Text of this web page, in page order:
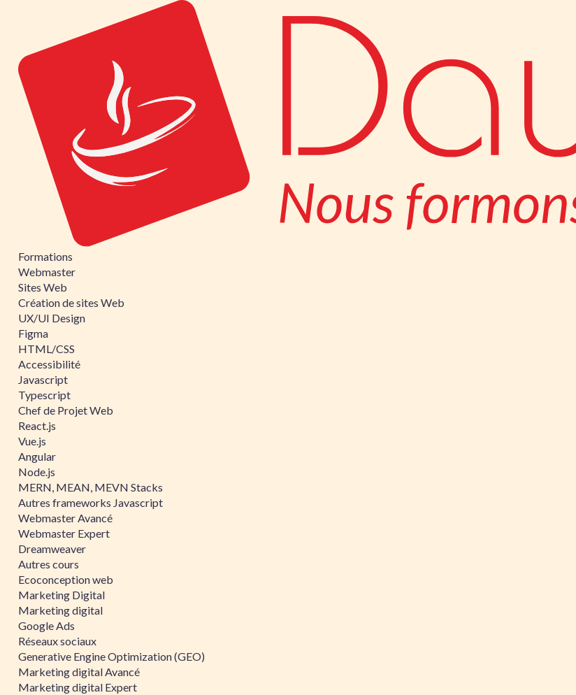
Formations
Webmaster
Sites Web
Création de sites Web
UX/UI Design
Figma
HTML/CSS
Accessibilité
Javascript
Typescript
Chef de Projet Web
React.js
Vue.js
Angular
Node.js
MERN, MEAN, MEVN Stacks
Autres frameworks Javascript
Webmaster Avancé
Webmaster Expert
Dreamweaver
Autres cours
Ecoconception web
Marketing Digital
Marketing digital
Google Ads
Réseaux sociaux
Generative Engine Optimization (GEO)
Marketing digital Avancé
Marketing digital Expert